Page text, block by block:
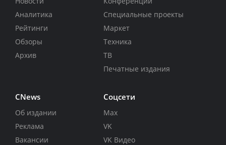
Аналитика
Рейтинги
Обзоры
Архив
Специальные проекты
Маркет
Техника
ТВ
Печатные издания
CNews
Об издании
Реклама
Вакансии
Соцсети
Max
VK
VK Видео